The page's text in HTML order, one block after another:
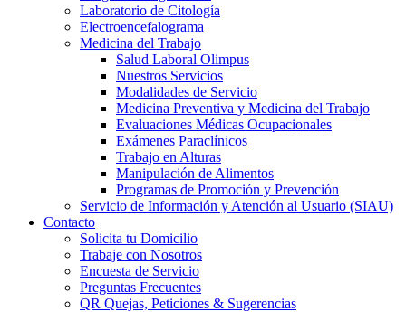
Laboratorio de Citología
Electroencefalograma
Medicina del Trabajo
Salud Laboral Olimpus
Nuestros Servicios
Modalidades de Servicio
Medicina Preventiva y Medicina del Trabajo
Evaluaciones Médicas Ocupacionales
Exámenes Paraclínicos
Trabajo en Alturas
Manipulación de Alimentos
Programas de Promoción y Prevención
Servicio de Información y Atención al Usuario (SIAU)
Contacto
Solicita tu Domicilio
Trabaje con Nosotros
Encuesta de Servicio
Preguntas Frecuentes
QR Quejas, Peticiones & Sugerencias